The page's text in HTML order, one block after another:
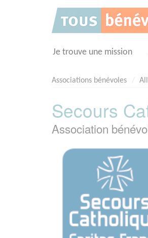
Je trouve une mission
Associations bénévoles
Secours
Association